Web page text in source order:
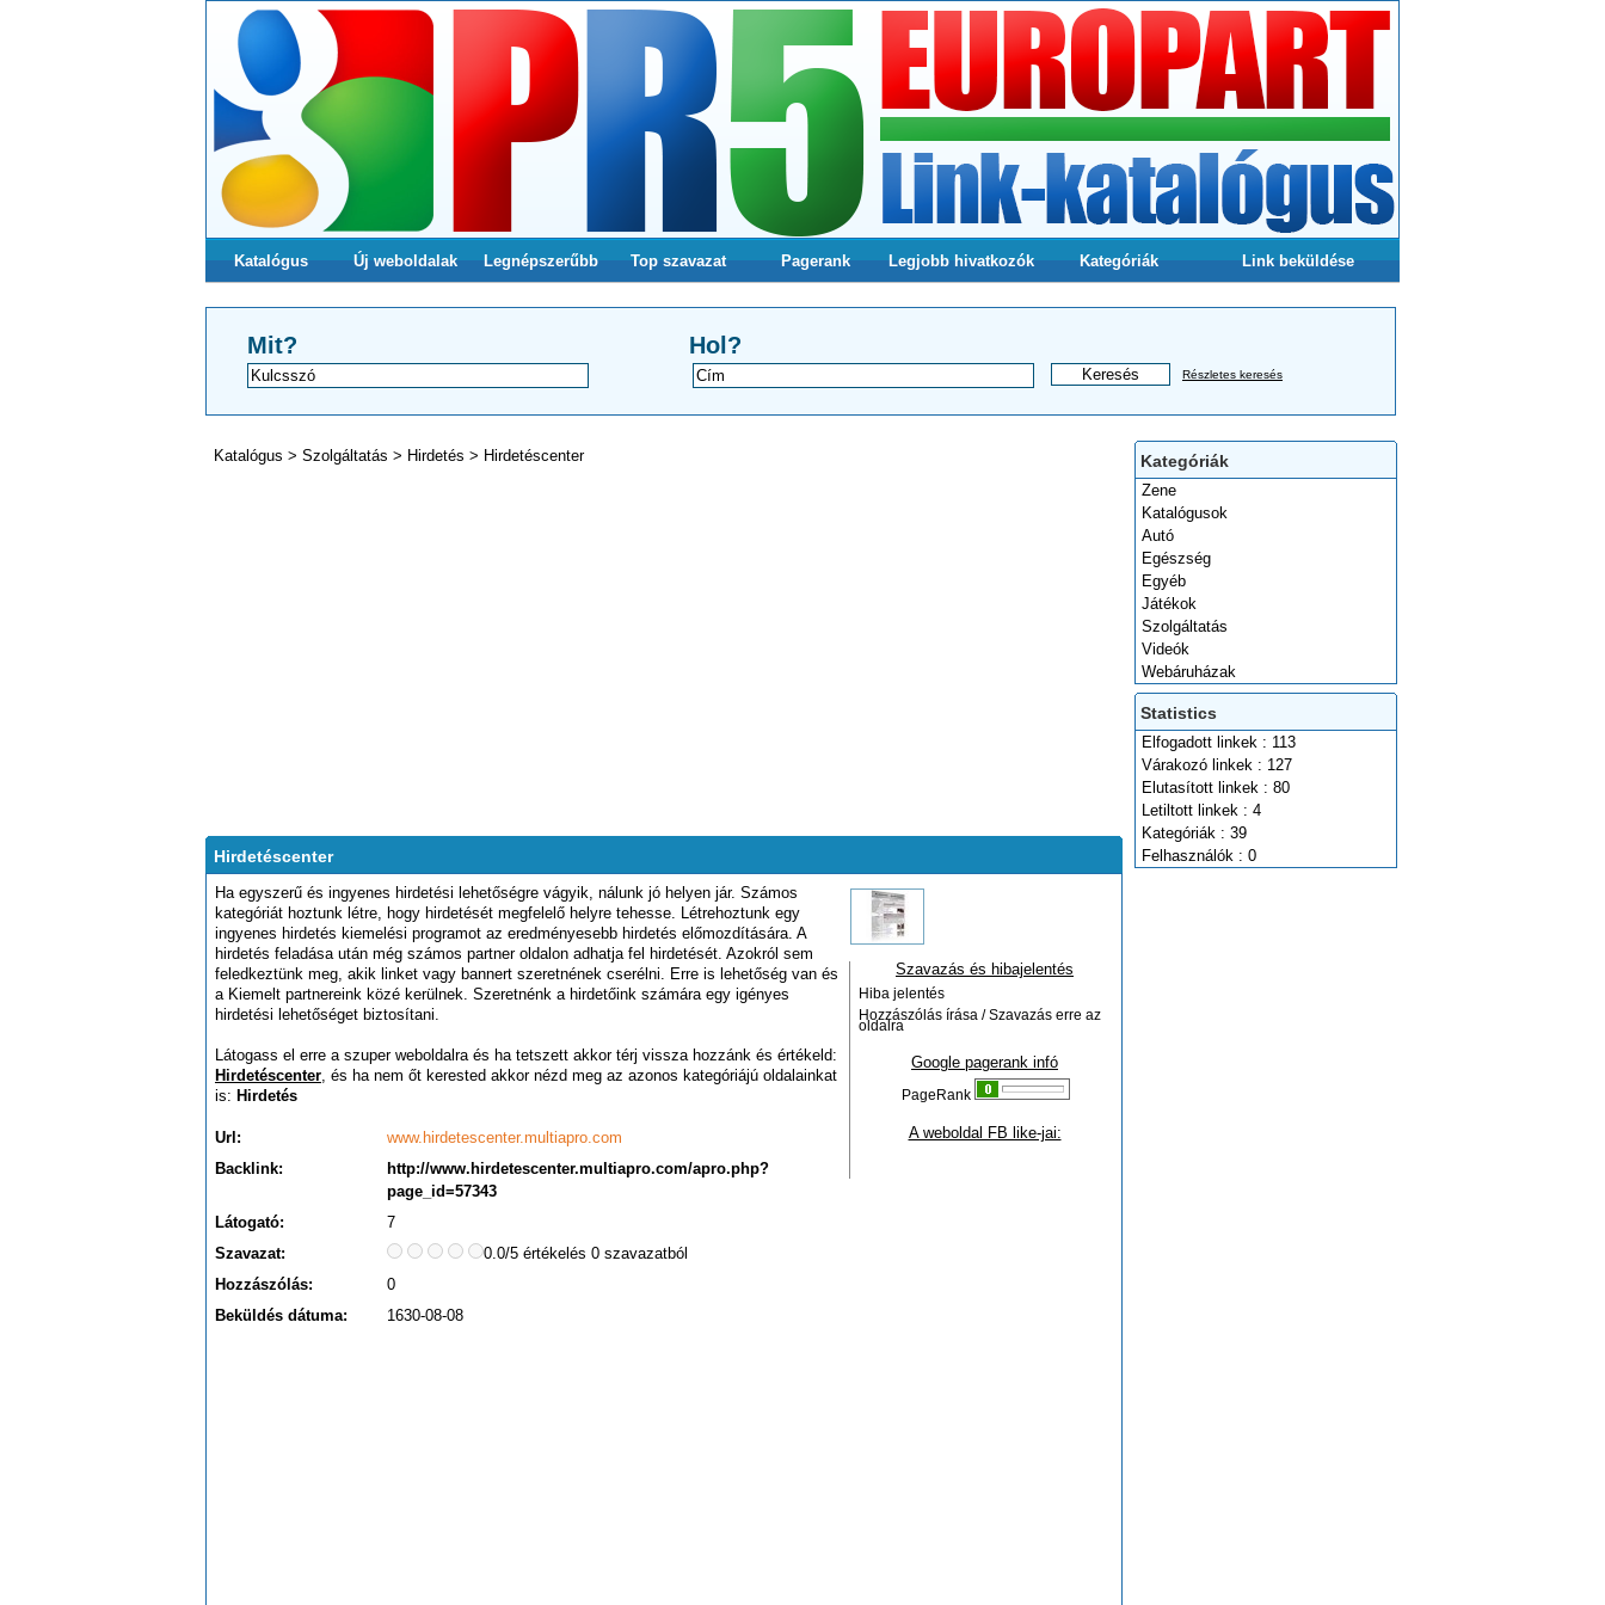
Katalógus Új weboldalak Legnépszerűbb Top szavazat Pagerank Legjobb hivatkozók
a webodlalunkra
Kategóriák Link beküldése
Mit? Hol?
Részletes keresés
Kategóriák
Zene
Katalógusok
Autó
Egészség
Egyéb
Játékok
Szolgáltatás
Videók
Webáruházak
Statistics
Elfogadott linkek : 113
Várakozó linkek : 127
Elutasított linkek : 80
Letiltott linkek : 4
Kategóriák : 39
Felhasználók : 0
Katalógus > Szolgáltatás > Hirdetés > Hirdetéscenter
Hirdetéscenter
Ha egyszerű és ingyenes hirdetési lehetőségre vágyik, nálunk jó helyen jár. Számos
kategóriát hoztunk létre, hogy hirdetését megfelelő helyre tehesse. Létrehoztunk egy
ingyenes hirdetés kiemelési programot az eredményesebb hirdetés előmozdítására. A
hirdetés feladása után még számos partner oldalon adhatja fel hirdetését. Azokról sem
feledkeztünk meg, akik linket vagy bannert szeretnének cserélni. Erre is lehetőség van és
a Kiemelt partnereink közé kerülnek. Szeretnénk a hirdetőink számára egy igényes
hirdetési lehetőséget biztosítani.
Látogass el erre a szuper weboldalra és ha tetszett akkor térj vissza hozzánk és értékeld:
Hirdetéscenter, és ha nem őt kerested akkor nézd meg az azonos kategóriájú oldalainkat
is: Hirdetés
Url:
www.hirdetescenter.multiapro.com
Backlink:
http://www.hirdetescenter.multiapro.com/apro.php?
page_id=57343
Látogató:
7
Szavazat:
0.0/5 értékelés 0 szavazatból
Hozzászólás:
0
Beküldés dátuma:
1630-08-08
Szavazás és hibajelentés
Hiba jelentés
Hozzászólás írása / Szavazás erre az
oldalra
Google pagerank infó
PageRank
A weboldal FB like-jai: